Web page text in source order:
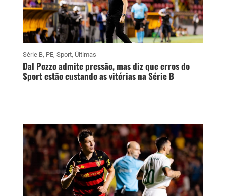
Série B, PE, Sport, Últimas
Dal Pozzo admite pressão, mas diz que erros do
Sport estão custando as vitórias na Série B